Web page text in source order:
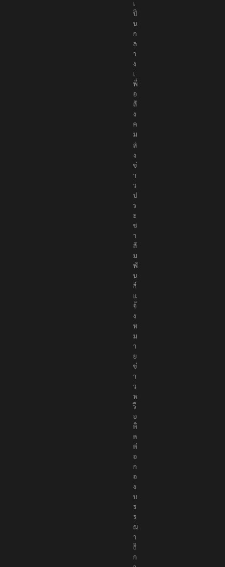
อ
ง
เ
ป็
น
ก
ล
า
ง
เ
พื่
อ
สั
ง
ค
ม
ส่
ง
ข่
า
ว
ป
ร
ะ
ช
า
สั
ม
พั
น
ธ์
แ
จ้
ง
ห
ม
า
ย
ข่
า
ว
ห
รื
อ
ติ
ด
ต่
อ
ก
อ
ง
บ
ร
ร
ณ
า